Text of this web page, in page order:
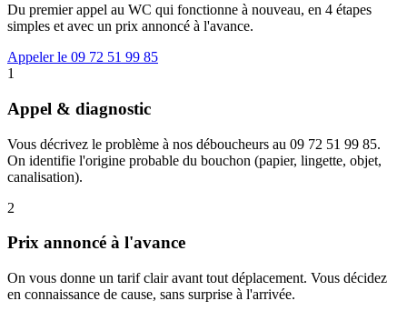
Du premier appel au WC qui fonctionne à nouveau, en 4 étapes
simples et avec un prix annoncé à l'avance.
Appeler le 09 72 51 99 85
1
Appel & diagnostic
Vous décrivez le problème à nos déboucheurs au 09 72 51 99 85.
On identifie l'origine probable du bouchon (papier, lingette, objet,
canalisation).
2
Prix annoncé à l'avance
On vous donne un tarif clair avant tout déplacement. Vous décidez
en connaissance de cause, sans surprise à l'arrivée.